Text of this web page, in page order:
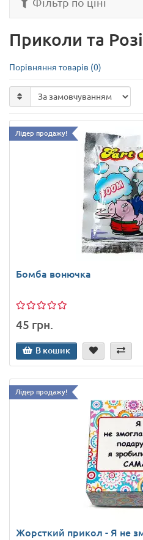
Фільтр по ціні
Приколи та
Порівняння товарів (0)
Лідер продажу!
Бомба вонючка
45 грн.
В кошик
Лідер продажу!
Жорсткий прикол - Я не